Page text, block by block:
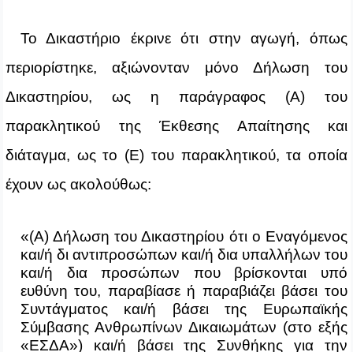
Το Δικαστήριο έκρινε ότι στην αγωγή, όπως
περιορίστηκε, αξιώνονταν μόνο Δήλωση του
Δικαστηρίου, ως η παράγραφος (Α) του
παρακλητικού της Έκθεσης Απαίτησης και
διάταγμα, ως το (Ε) του παρακλητικού, τα οποία
έχουν ως ακολούθως:
«(Α) Δήλωση του Δικαστηρίου ότι ο Εναγόμενος
και/ή δι αντιπροσώπων και/ή δια υπαλλήλων του
και/ή δια προσώπων που βρίσκονται υπό
ευθύνη του, παραβίασε ή παραβιάζει βάσει του
Συντάγματος και/ή βάσει της Ευρωπαϊκής
Σύμβασης Ανθρωπίνων Δικαιωμάτων (στο εξής
«ΕΣΔΑ») και/ή βάσει της Συνθήκης για την